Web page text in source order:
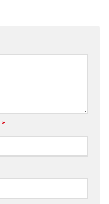
*